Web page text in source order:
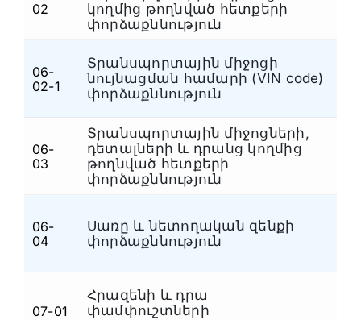
02
կողմից թողնված հետքերի
փորձաքննություն
06-
02-1
Տրանսպորտային միջոցի
նույնացման համարի (VIN code)
փորձաքննություն
06-
03
Տրանսպորտային միջոցների,
դետալների և դրանց կողմից
թողնված հետքերի
փորձաքննություն
06-
04
Սառը և նետողական զենքի
փորձաքննություն
07-01
Հրազենի և դրա
փամփուշտների